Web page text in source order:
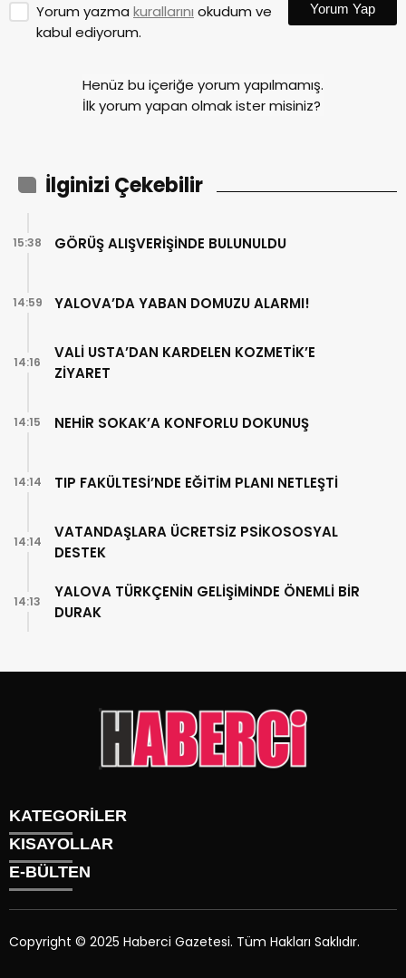
Yorum yazma kurallarını okudum ve
kabul ediyorum.
Yorum Yap
Henüz bu içeriğe yorum yapılmamış.
İlk yorum yapan olmak ister misiniz?
İlginizi Çekebilir
GÖRÜŞ ALIŞVERİŞİNDE BULUNULDU
15:38
YALOVA’DA YABAN DOMUZU ALARMI!
14:59
VALİ USTA’DAN KARDELEN KOZMETİK’E
ZİYARET
14:16
NEHİR SOKAK’A KONFORLU DOKUNUŞ
14:15
TIP FAKÜLTESİ’NDE EĞİTİM PLANI NETLEŞTİ
14:14
VATANDAŞLARA ÜCRETSİZ PSİKOSOSYAL
DESTEK
14:14
YALOVA TÜRKÇENİN GELİŞİMİNDE ÖNEMLİ BİR
DURAK
14:13
KATEGORİLER
Gündem
Siyaset
Sağlık
KISAYOLLAR
Künye
Üyelik
İletişim
E-BÜLTEN
Copyright © 2025 Haberci Gazetesi. Tüm Hakları Saklıdır.